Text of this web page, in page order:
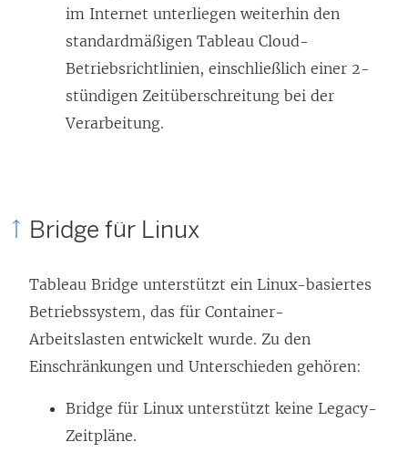
im Internet unterliegen weiterhin den
standardmäßigen Tableau Cloud-
Betriebsrichtlinien, einschließlich einer 2-
stündigen Zeitüberschreitung bei der
Verarbeitung.
Bridge für Linux
Tableau Bridge unterstützt ein Linux-basiertes
Betriebssystem, das für Container-
Arbeitslasten entwickelt wurde. Zu den
Einschränkungen und Unterschieden gehören:
Bridge für Linux unterstützt keine Legacy-
Zeitpläne.